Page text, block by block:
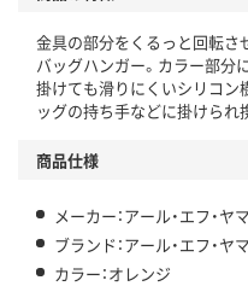
金具の部分をくるっと回転さ
バッグハンガー。カラー部分
掛けても滑りにくいシリコン
ッグの持ち手などに掛けられ
商品仕様
メーカー：アール・エフ・ヤ
ブランド：アール・エフ・ヤ
カラー：オレンジ